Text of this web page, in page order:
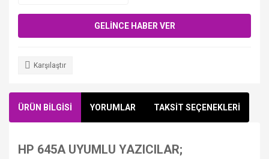
GELİNCE HABER VER
Karşılaştır
ÜRÜN BİLGİSİ YORUMLAR TAKSİT SEÇENEKLERİ
HP 645A UYUMLU YAZICILAR;